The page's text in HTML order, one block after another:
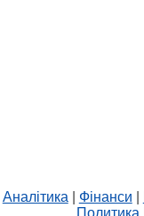
Аналітика| Фінанси